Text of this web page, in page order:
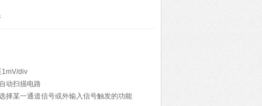
1mV/div
动扫描电路
择某一通道信号或外输入信号触发的功能